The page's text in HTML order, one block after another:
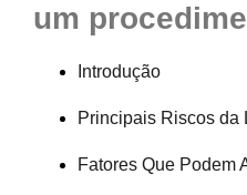
um
Introdução
Principais Riscos da
Fatores Que Podem